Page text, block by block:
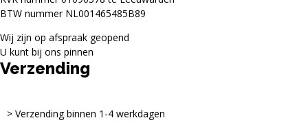
BTW nummer NL001465485B89
Wij zijn op afspraak geopend
U kunt bij ons pinnen
Verzending
Verzending binnen 1-4 werkdagen